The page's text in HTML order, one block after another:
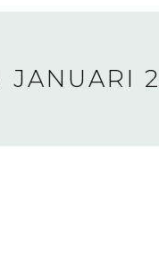
JANUARI